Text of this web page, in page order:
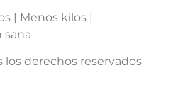
| Menos kilos |
sana
los derechos reservados